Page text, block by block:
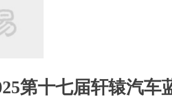
第十七届轩辕汽车